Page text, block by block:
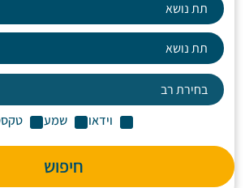
וידאו שמע
חיפוש